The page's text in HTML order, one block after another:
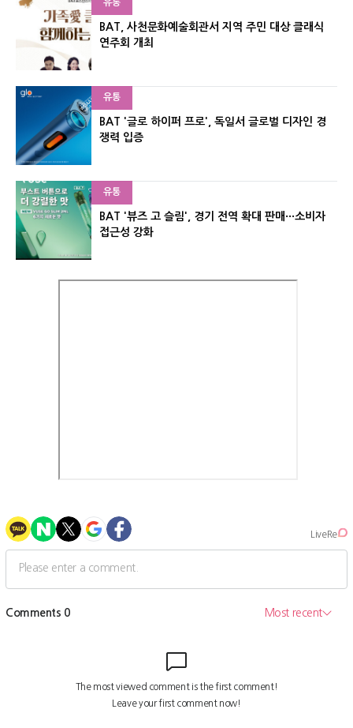
유통
BAT, 사천문화예술회관서 지역 주민 대상 클래식
연주회 개최
유통
BAT '글로 하이퍼 프로', 독일서 글로벌 디자인 경
쟁력 입증
유통
BAT '뷰즈 고 슬림', 경기 전역 확대 판매···소비자
접근성 강화